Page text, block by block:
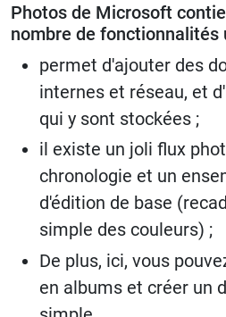
Photos de Microsoft
nombre de fonctionnalités
permet d'ajouter des
internes et réseau, et
qui y sont stockées ;
il existe un joli flux
chronologie et un
d'édition de base
simple des couleurs) ;
De plus, ici, vous
en albums et créer un